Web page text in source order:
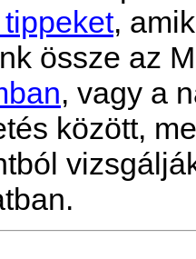
,
össze az
, vagy a
között,